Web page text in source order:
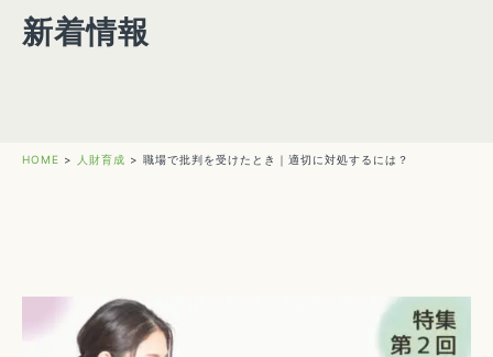
新着情報
HOME > 人財育成 > 職場で批判を受けたとき｜適切に対処するには？